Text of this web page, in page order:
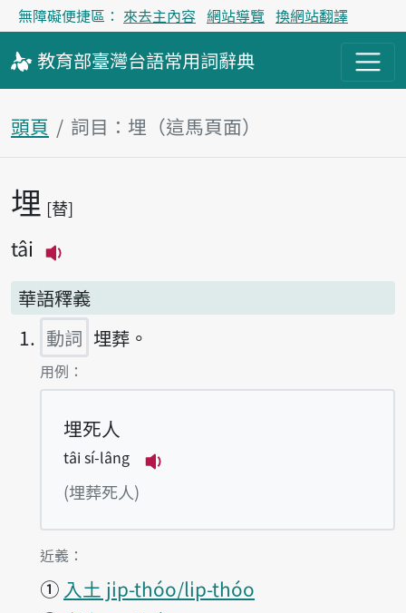
無障礙便捷區： 來去主內容 網站導覽 換網站翻譯
教育部臺灣台語常用詞辭典
頭頁 詞目：埋（這馬頁面）
主內容區
埋 替
tâi
華語釋義
動詞 埋葬。
第1項釋義的
用例：
埋死人
tâi sí-lâng
(埋葬死人)
第1項釋義的
近義：
① 入土 ji̍p-thóo/li̍p-thóo